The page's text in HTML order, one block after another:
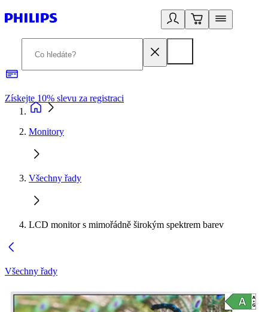
Získejte 10% slevu za registraci
Monitory
Všechny řady
LCD monitor s mimořádně širokým spektrem barev
Všechny řady